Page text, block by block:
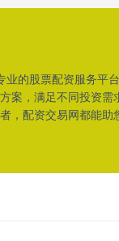
的股票配资服务平
案，满足不同投资
配资交易网都能助